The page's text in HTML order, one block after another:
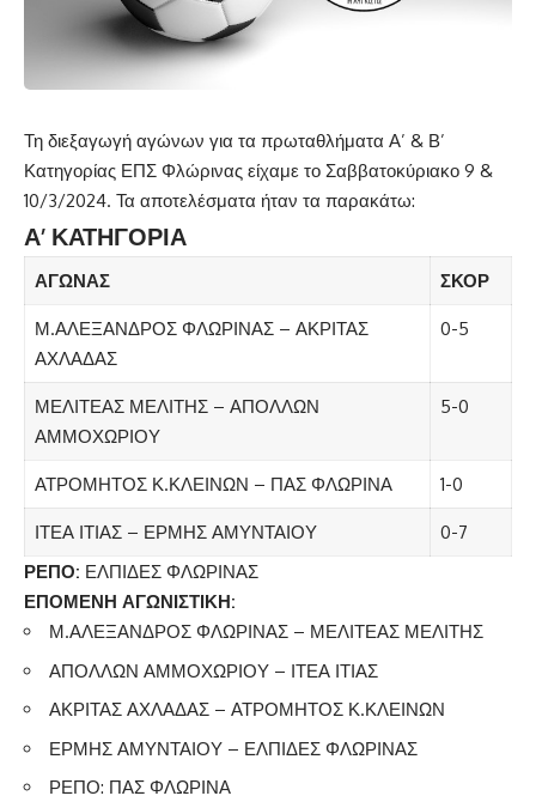
Τη διεξαγωγή αγώνων για τα πρωταθλήματα Α’ & Β’
Κατηγορίας ΕΠΣ Φλώρινας είχαμε το Σαββατοκύριακο 9 &
10/3/2024. Τα αποτελέσματα ήταν τα παρακάτω:
Α’ ΚΑΤΗΓΟΡΙΑ
ΑΓΩΝΑΣ ΣΚΟΡ
Μ.ΑΛΕΞΑΝΔΡΟΣ ΦΛΩΡΙΝΑΣ – ΑΚΡΙΤΑΣ
ΑΧΛΑΔΑΣ
0-5
ΜΕΛΙΤΕΑΣ ΜΕΛΙΤΗΣ – ΑΠΟΛΛΩΝ
ΑΜΜΟΧΩΡΙΟΥ
5-0
ΑΤΡΟΜΗΤΟΣ Κ.ΚΛΕΙΝΩΝ – ΠΑΣ ΦΛΩΡΙΝΑ 1-0
ΙΤΕΑ ΙΤΙΑΣ – ΕΡΜΗΣ ΑΜΥΝΤΑΙΟΥ
0-7
ΡΕΠΟ: ΕΛΠΙΔΕΣ ΦΛΩΡΙΝΑΣ
ΕΠΟΜΕΝΗ ΑΓΩΝΙΣΤΙΚΗ:
Μ.ΑΛΕΞΑΝΔΡΟΣ ΦΛΩΡΙΝΑΣ – ΜΕΛΙΤΕΑΣ ΜΕΛΙΤΗΣ
ΑΠΟΛΛΩΝ ΑΜΜΟΧΩΡΙΟΥ – ΙΤΕΑ ΙΤΙΑΣ
ΑΚΡΙΤΑΣ ΑΧΛΑΔΑΣ – ΑΤΡΟΜΗΤΟΣ Κ.ΚΛΕΙΝΩΝ
ΕΡΜΗΣ ΑΜΥΝΤΑΙΟΥ – ΕΛΠΙΔΕΣ ΦΛΩΡΙΝΑΣ
ΡΕΠΟ: ΠΑΣ ΦΛΩΡΙΝΑ